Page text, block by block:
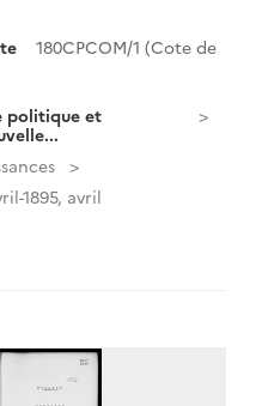
180CPCOM/1 (Cote de
politique et
1895, avril